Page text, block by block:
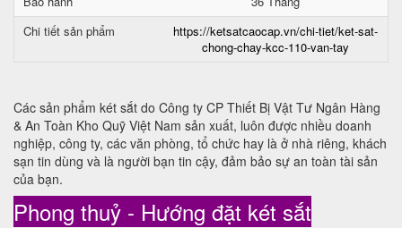
Chi tiết sản phẩm
https://ketsatcaocap.vn/chi-tiet/ket-sat-
chong-chay-kcc-110-van-tay
Các sản phẩm két sắt do Công ty CP Thiết Bị Vật Tư Ngân Hàng
& An Toàn Kho Quỹ Việt Nam sản xuất, luôn được nhiều doanh
nghiệp, công ty, các văn phòng, tổ chức hay là ở nhà riêng, khách
sạn tin dùng và là người bạn tin cậy, đảm bảo sự an toàn tài sản
của bạn.
Phong thuỷ - Hướng đặt két sắt